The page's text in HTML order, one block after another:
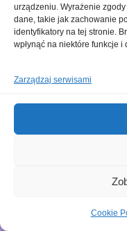
urządzeniu. Wyrażenie
dane, takie jak zachowanie
identyfikatory na tej stronie.
wpłynąć na niektóre funkcje i
Zarządzaj serwisami
Cookie